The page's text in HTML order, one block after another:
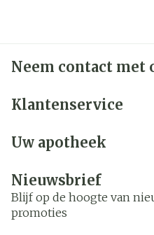
Bij onvakkundig
aansprakelijkheid.
Neem contact met
Klantenservice
Uw apotheek
Nieuwsbrief
Blijf op de hoogte van
promoties